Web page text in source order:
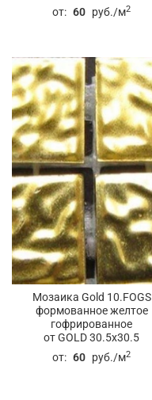
от: 60 руб./м2
Мозаика Gold 10.FOGS
формованное желтое
гофрированное
от GOLD 30.5x30.5
от: 60 руб./м2